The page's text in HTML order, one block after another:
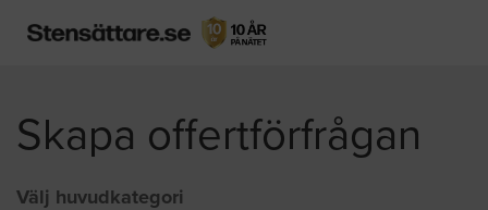
Skapa offertförfrågan
Välj huvudkategori